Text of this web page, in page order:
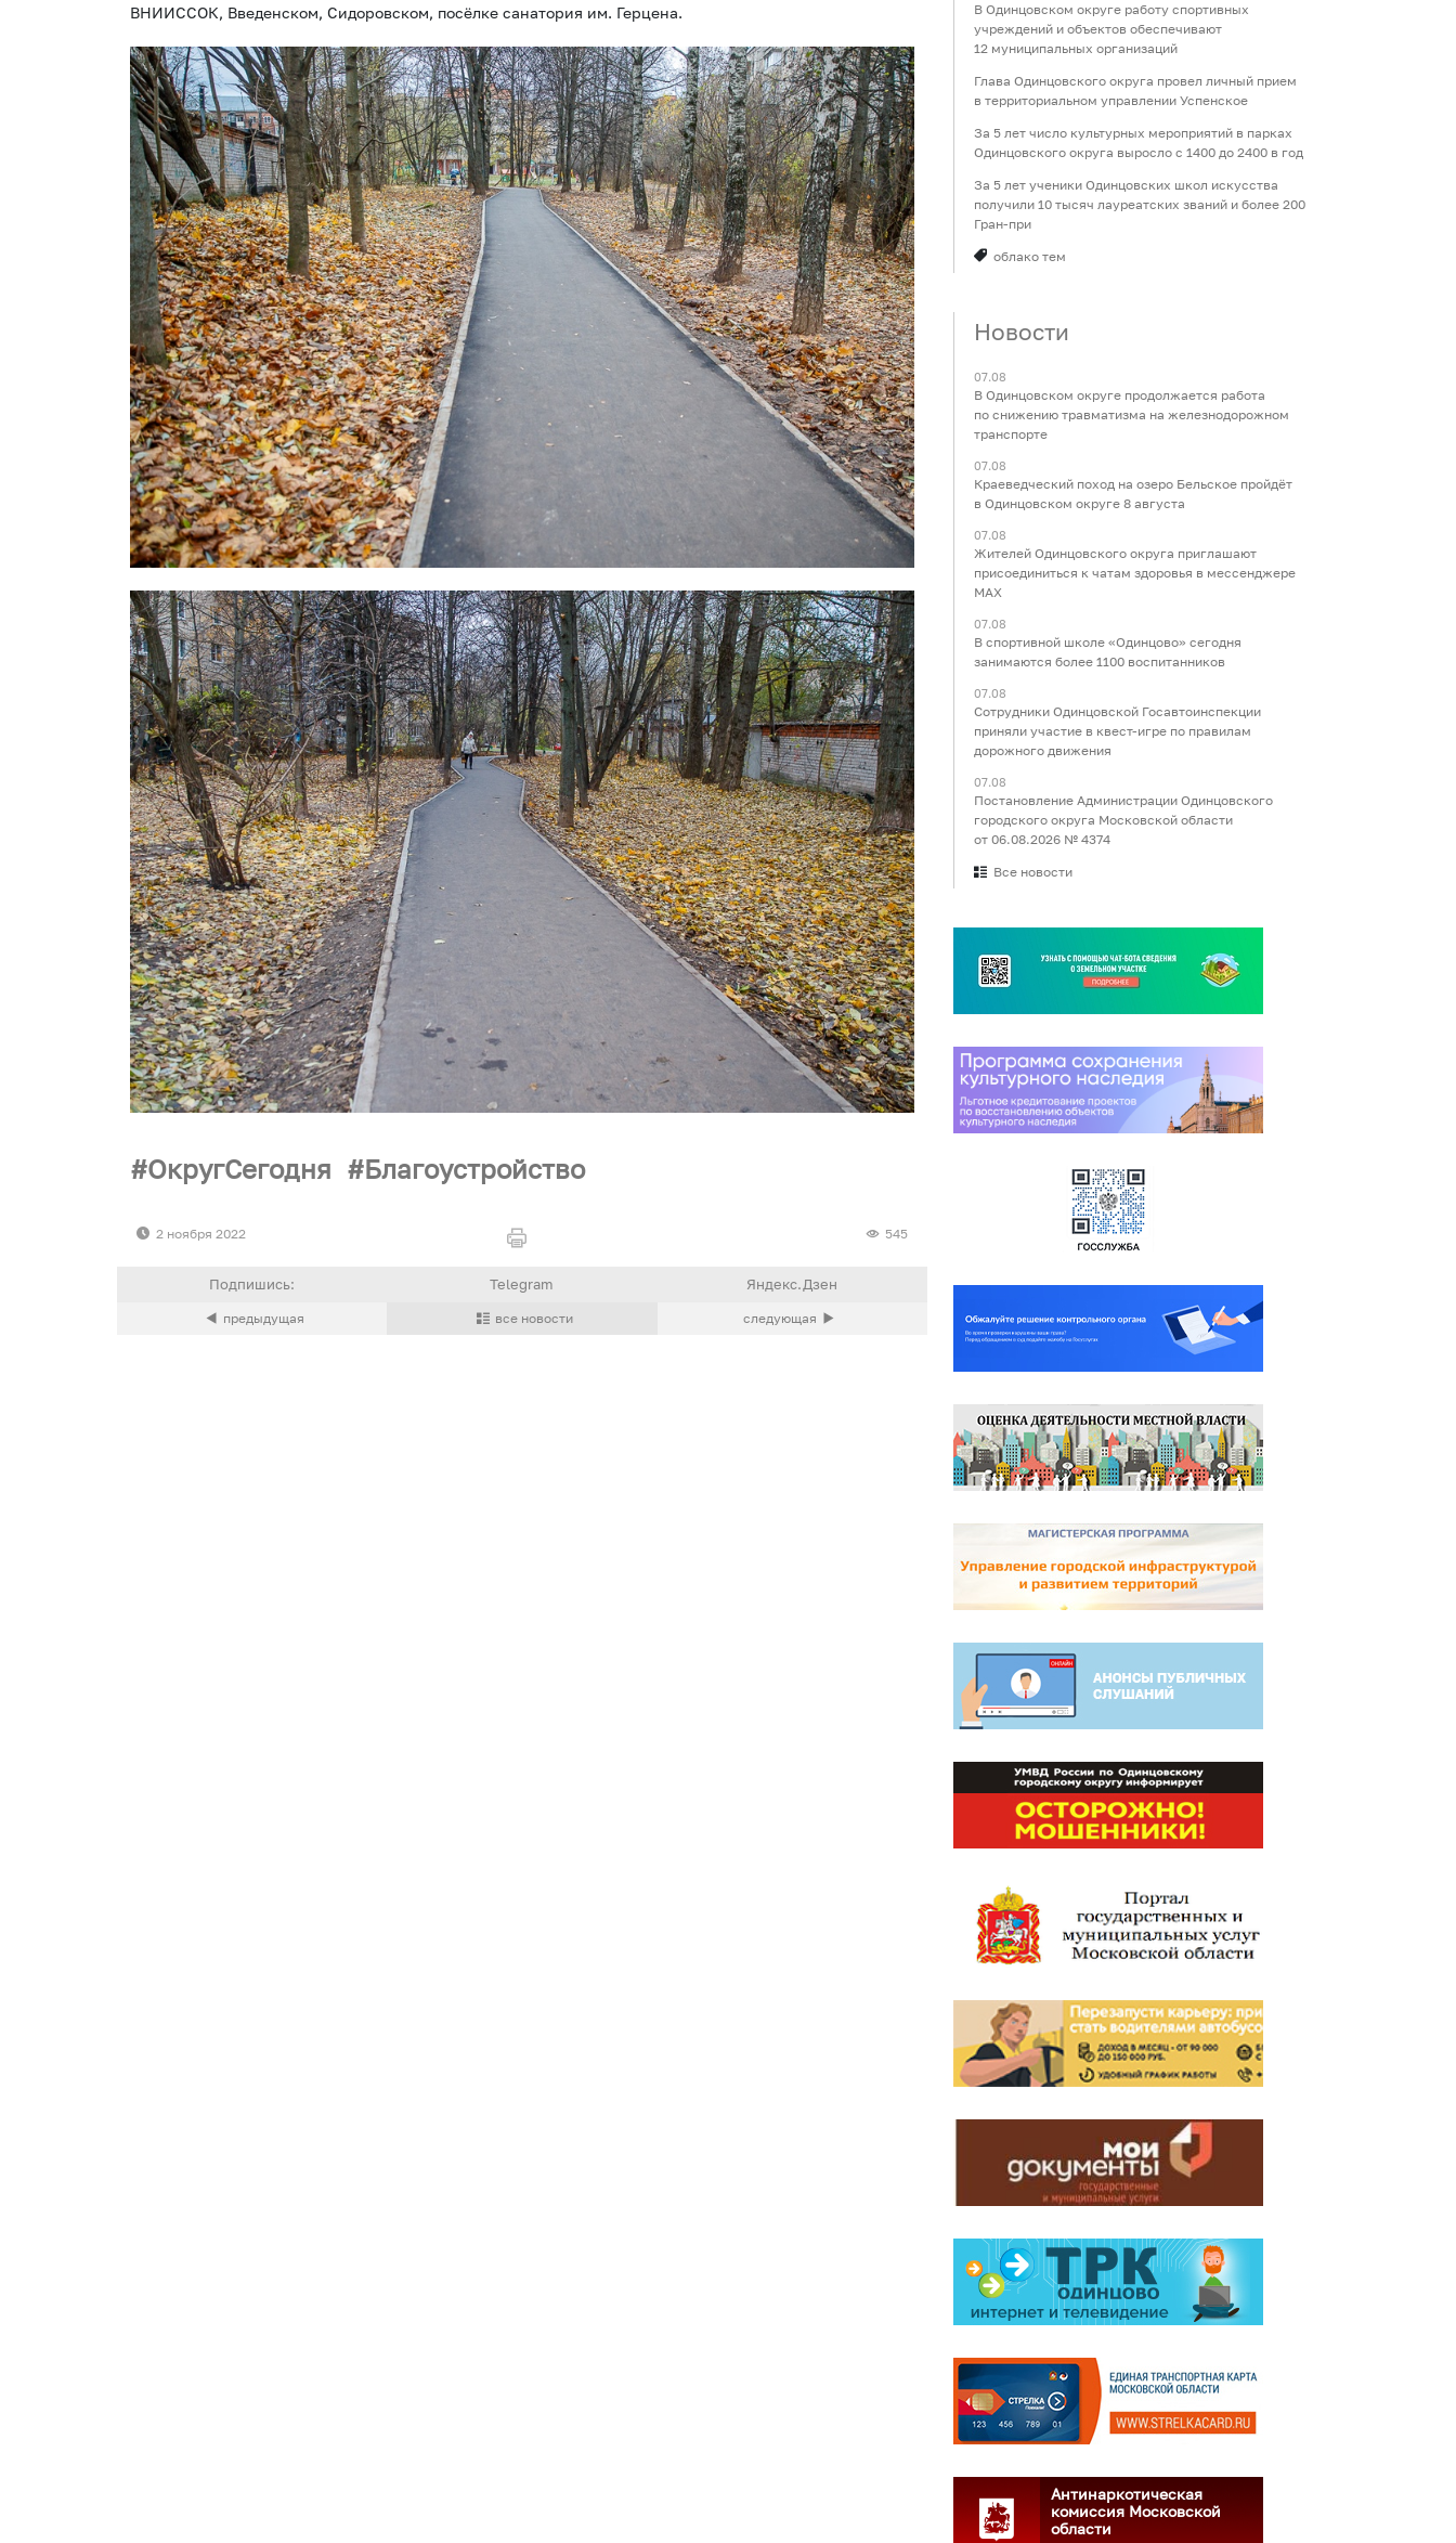
ВНИИССОК, Введенском, Сидоровском, посёлке санатория им. Герцена.
ОкругСегодня Благоустройство
2 ноября 2022 545
В Одинцовском округе работу спортивных
учреждений и объектов обеспечивают
12 муниципальных организаций
Глава Одинцовского округа провел личный прием
в территориальном управлении Успенское
За 5 лет число культурных мероприятий в парках
Одинцовского округа выросло с 1400 до 2400 в год
За 5 лет ученики Одинцовских школ искусства
получили 10 тысяч лауреатских званий и более 200
Гран-при
облако тем
Новости
07.08
В Одинцовском округе продолжается работа
по снижению травматизма на железнодорожном
транспорте
07.08
Краеведческий поход на озеро Бельское пройдёт
в Одинцовском округе 8 августа
07.08
Жителей Одинцовского округа приглашают
присоединиться к чатам здоровья в мессенджере
МАХ
07.08
В спортивной школе «Одинцово» сегодня
занимаются более 1100 воспитанников
07.08
Сотрудники Одинцовской Госавтоинспекции
приняли участие в квест-игре по правилам
дорожного движения
07.08
Постановление Администрации Одинцовского
городского округа Московской области
от 06.08.2026 № 4374
Все новости
Антинаркотическая
комиссия Московской
области